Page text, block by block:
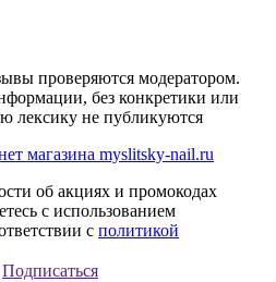
проверяются модератором.
без конкретики или
лексику не публикуются
магазина myslitsky-nail.ru
об акциях и промокодах
с использованием
с политикой
Подписаться